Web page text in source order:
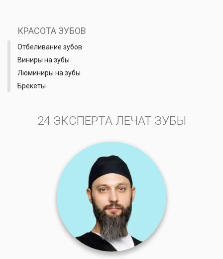
КРАСОТА ЗУБОВ
Отбеливание зубов
Виниры на зубы
Люминиры на зубы
Брекеты
24 ЭКСПЕРТА ЛЕЧАТ ЗУБЫ